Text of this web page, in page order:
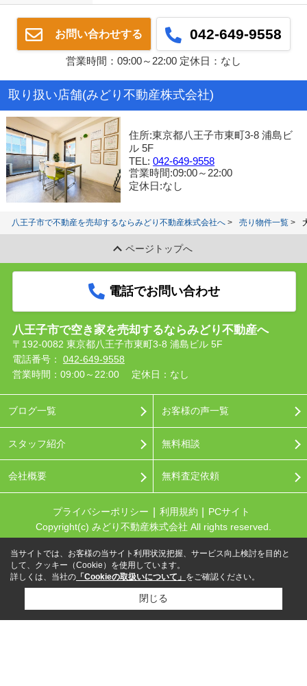
お問い合わせする 042-649-9558
営業時間：09:00～22:00 定休日：なし
取り扱い店舗(みどり不動産株式会社)
住所:東京都八王子市東町3-8 浦島ビ
ル 5F
TEL:042-649-9558
営業時間:09:00～22:00
定休日:なし
八王子市で不動産を売却するならみどり不動産株式会社へ 売り物件一覧
ページトップへ
電話でお問い合わせ
八王子市で空き家を売却するならみどり不動産へ
〒192-0082 東京都八王子市東町3-8 浦島ビル 5F
電話番号： 042-649-9558
営業時間：09:00～22:00
定休日：なし
ブログ一覧
スタッフ紹介
会社概要
お客様の声一覧
無料相談
無料査定依頼
プライバシーポリシー 利用規約
PCサイト
Copyright(c) みどり不動産株式会社 All rights reserved.
当サイトでは、お客様の当サイト利用状況把握、サービス向上検討を目的と
して、クッキー（Cookie）を使用しています。
詳しくは、当社の 「Cookieの取扱いについて」 をご確認ください。
閉じる